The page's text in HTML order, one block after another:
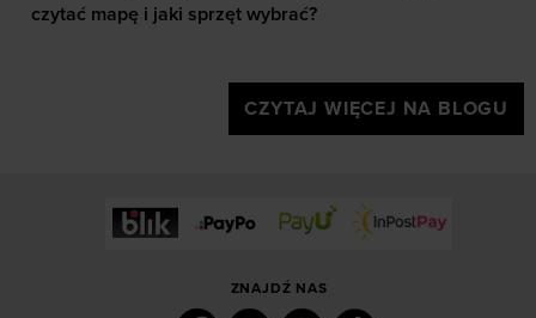
czytać mapę i jaki sprzęt wybrać?
CZYTAJ WIĘCEJ NA BLOGU
ZNAJDŹ NAS